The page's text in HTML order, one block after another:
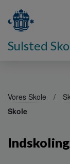
Sulsted
Vores Skole
Skole